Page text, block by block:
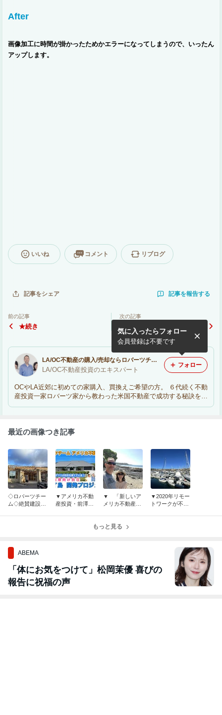
After
画像加工に時間が掛かったためかエラーになってしまうので、いったん
アップします。
いいね コメント リブログ
記事をシェア 記事を報告する
前の記事
★続き
次の記事
★ロバーツ家の秘策・実例1
LA/OC不動産の購入/売却ならロバーツチーム
LA/OC不動産投資のエキスパート
OCやLA近郊に初めての家購入、買換えご希望の方。 ６代続く不動
産投資一家ロバーツ家から教わった米国不動産で成功する秘訣をお
伝えします。
気に入ったらフォロー
会員登録は不要です
フォロー
最近の画像つき記事
◇ロバーツチー
ム◇絶賛建設中
▼アメリカ不動
産投資・前澤さ
▼ 「新しいア
メリカ不動産投
2020-2021旅ま
▼2020年リモー
トワークが不動
もっと見る
ABEMA
「体にお気をつけて」松岡茉優 喜びの
報告に祝福の声